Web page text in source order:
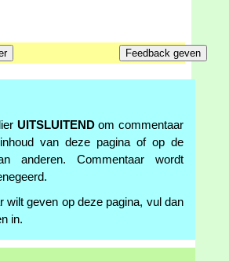
UITSLUITENDom commentaar
van deze pagina of op de
anderen. Commentaar wordt
wilt geven op deze pagina, vul dan
in.